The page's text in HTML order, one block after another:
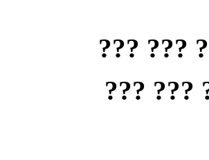
??? ???
??? ???